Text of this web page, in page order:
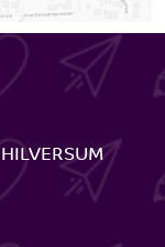
vervolgens
71 (ligt aan
Noord
naar de